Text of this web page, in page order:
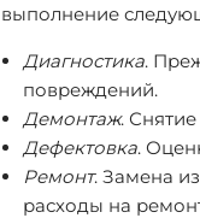
выполнение
Диагностика.
повреждений.
Демонтаж.
Дефектовка.
Ремонт. Замена
расходы на